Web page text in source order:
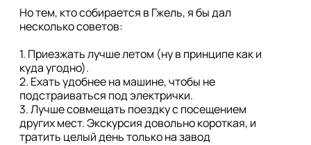
Но тем, кто собирается в Гжель, я бы дал
несколько советов:
1. Приезжать лучше летом (ну в принципе как и
куда угодно).
2. Ехать удобнее на машине, чтобы не
подстраиваться под электрички.
3. Лучше совмещать поездку с посещением
других мест. Экскурсия довольно короткая, и
тратить целый день только на завод